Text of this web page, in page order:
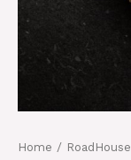
Home / RoadHouse